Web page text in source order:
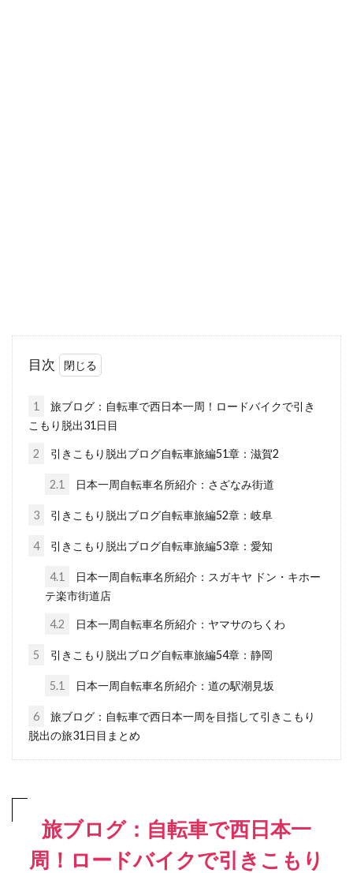
目次
1
旅ブログ：自転車で西日本一周！ロードバイクで引き
こもり脱出31日目
2 引きこもり脱出ブログ自転車旅編51章：滋賀2
2.1 日本一周自転車名所紹介：さざなみ街道
3 引きこもり脱出ブログ自転車旅編52章：岐阜
4 引きこもり脱出ブログ自転車旅編53章：愛知
4.1
日本一周自転車名所紹介：スガキヤ ドン・キホー
テ楽市街道店
4.2 日本一周自転車名所紹介：ヤマサのちくわ
5 引きこもり脱出ブログ自転車旅編54章：静岡
5.1 日本一周自転車名所紹介：道の駅潮見坂
6
旅ブログ：自転車で西日本一周を目指して引きこもり
脱出の旅31日目まとめ
旅ブログ：自転車で西日本一
周！ロードバイクで引きこもり